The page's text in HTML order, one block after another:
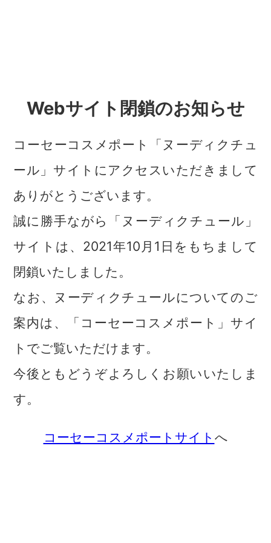
Webサイト閉鎖のお知らせ
コーセーコスメポート「ヌーディクチュ
ール」サイトにアクセスいただきまして
ありがとうございます。
誠に勝手ながら「ヌーディクチュール」
サイトは、2021年10月1日をもちまして
閉鎖いたしました。
なお、ヌーディクチュールについてのご
案内は、「コーセーコスメポート」サイ
トでご覧いただけます。
今後ともどうぞよろしくお願いいたしま
す。
コーセーコスメポートサイト へ